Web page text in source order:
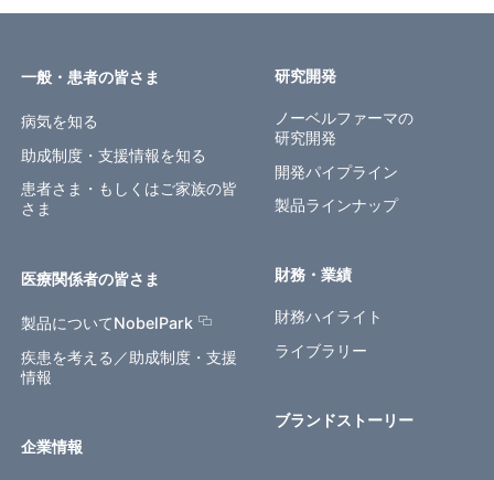
一般・患者の皆さま
病気を知る
助成制度・支援情報を知る
患者さま・もしくはご家族の皆
さま
医療関係者の皆さま
製品についてNobelPark
疾患を考える／助成制度・支援
情報
企業情報
研究開発
ノーベルファーマの
研究開発
開発パイプライン
製品ラインナップ
財務・業績
財務ハイライト
ライブラリー
ブランドストーリー